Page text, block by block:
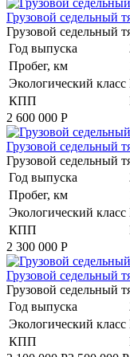
​Грузовой седельный
​Грузовой седельный
Год выпуска
Пробег, км
Экологический класс
КПП
2 600 000 Р
​Грузовой седельный
​Грузовой седельный
Год выпуска
Пробег, км
Экологический класс
КПП
2 300 000 Р
Грузовой седельный
Грузовой седельный
Год выпуска
Экологический класс
КПП